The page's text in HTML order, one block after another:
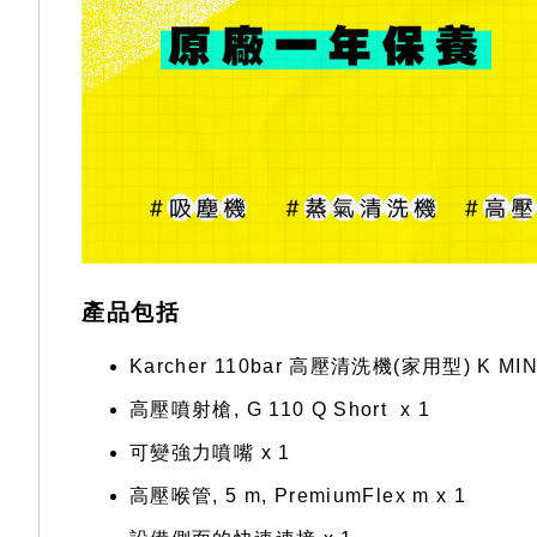
產品包括
Karcher 110bar 高壓清洗機(家用型) K
高壓噴射槍, G 110 Q Short x 1
可變強力噴嘴 x 1
高壓喉管, 5 m, PremiumFlex m x 1